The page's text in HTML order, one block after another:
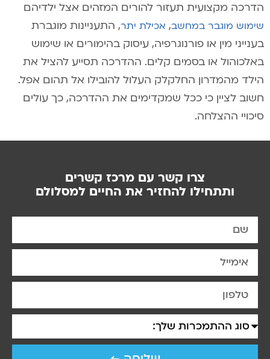
הדרכה מקצועית תעזור להורים המזהים אצל ילדיהם
שימוש מוגבר במחשב, אכילת יתר, התעניינות מוגברת
בענייני מין או פורנוגרפיה, עיסוק בהימורים או שימוש
באלכוהול או בסמים קלים. ההדרכה תסייע להציל את
הילד מהמדרון החלקלק העלול להובילו אל תהום אפל.
חשוב לציין כי ככל שמקדימים את ההדרכה, כך עולים
סיכויי ההצלחה.
צרו קשר עם מרכז קשרים
ותתחילו להחזיר את החיים למסלולם